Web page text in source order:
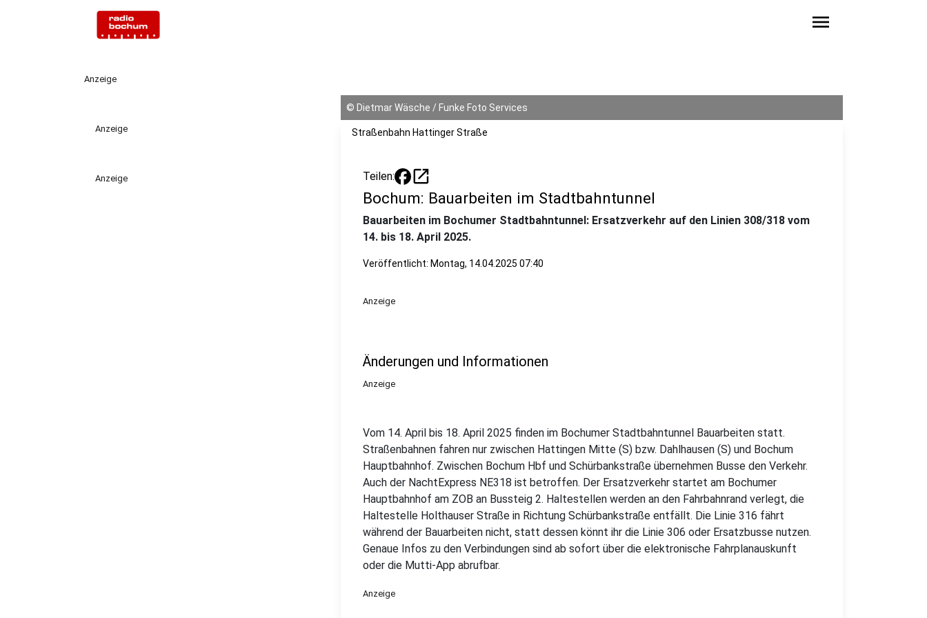
menu
Anzeige
Anzeige
Anzeige
© Dietmar Wäsche / Funke Foto Services
Straßenbahn Hattinger Straße
Teilen: open_in_new
Bochum: Bauarbeiten im Stadtbahntunnel
Bauarbeiten im Bochumer Stadtbahntunnel: Ersatzverkehr auf den Linien 308/318 vom
14. bis 18. April 2025.
Veröffentlicht: Montag, 14.04.2025 07:40
Anzeige
Änderungen und Informationen
Anzeige
Vom 14. April bis 18. April 2025 finden im Bochumer Stadtbahntunnel Bauarbeiten statt.
Straßenbahnen fahren nur zwischen Hattingen Mitte (S) bzw. Dahlhausen (S) und Bochum
Hauptbahnhof. Zwischen Bochum Hbf und Schürbankstraße übernehmen Busse den Verkehr.
Auch der NachtExpress NE318 ist betroffen. Der Ersatzverkehr startet am Bochumer
Hauptbahnhof am ZOB an Bussteig 2. Haltestellen werden an den Fahrbahnrand verlegt, die
Haltestelle Holthauser Straße in Richtung Schürbankstraße entfällt. Die Linie 316 fährt
während der Bauarbeiten nicht, statt dessen könnt ihr die Linie 306 oder Ersatzbusse nutzen.
Genaue Infos zu den Verbindungen sind ab sofort über die elektronische Fahrplanauskunft
oder die Mutti-App abrufbar.
Anzeige